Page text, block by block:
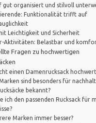
gut organisiert und stilvoll
Funktionalität trifft auf
Leichtigkeit und Sicherheit
Aktivitäten: Belastbar und
Fragen zu hochwertigen
einen Damenrucksack
sind besonders für
bekannt?
ich den passenden Rucksack für
Marken immer besser?